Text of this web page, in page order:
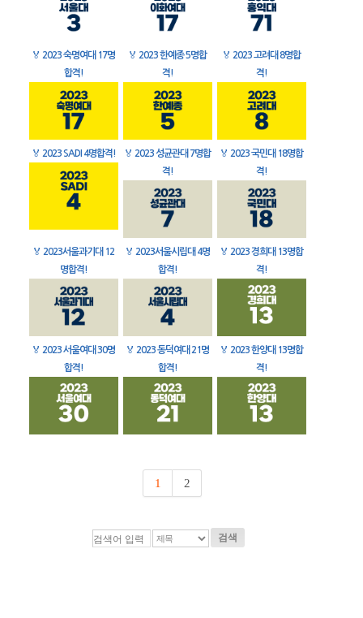
🏅 2023 숙명여대 17명
합격!
🏅 2023 한예종 5명합
격!
🏅 2023 고려대 8명합
격!
🏅 2023 SADI 4명합격! 🏅 2023 성균관대 7명합
격!
🏅 2023 국민대 18명합
격!
🏅 2023서울과기대 12
명합격!
🏅 2023서울시립대 4명
합격!
🏅 2023 경희대 13명합
격!
🏅 2023 서울여대 30명
합격!
🏅 2023 동덕여대 21명
합격!
🏅 2023 한양대 13명합
격!
1 2
검색